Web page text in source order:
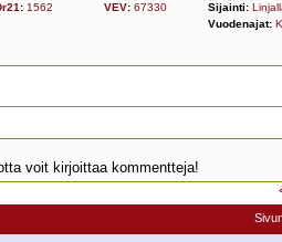
: 1562 VEV: 67330 Sijainti:
Vuodenajat:
voit kirjoittaa kommentteja!